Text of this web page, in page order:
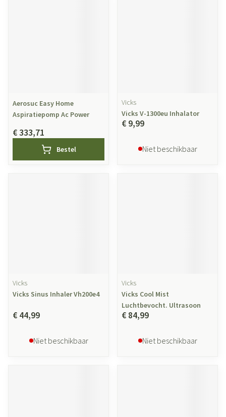
Aerosuc Easy Home
Aspiratiepomp Ac Power
€ 333,71
Bestel
Vicks
Vicks V-1300eu Inhalator
€ 9,99
Niet beschikbaar
Vicks
Vicks Sinus Inhaler Vh200e4
€ 44,99
Niet beschikbaar
Vicks
Vicks Cool Mist
Luchtbevocht. Ultrasoon
€ 84,99
Niet beschikbaar